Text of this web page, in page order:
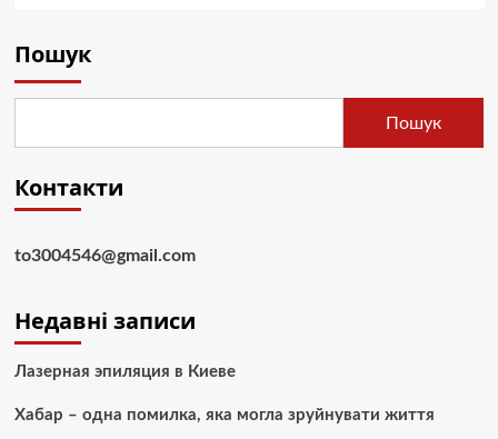
Пошук
Пошук
Контакти
to3004546@gmail.com
Недавні записи
Лазерная эпиляция в Киеве
Хабар – одна помилка, яка могла зруйнувати життя